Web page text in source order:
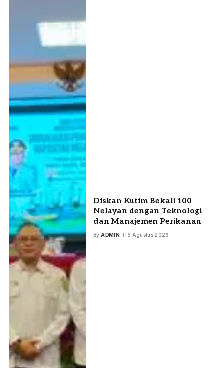
Diskan Kutim Bekali 100
Nelayan dengan Teknologi
dan Manajemen Perikanan
By ADMIN 5 Agustus 2026